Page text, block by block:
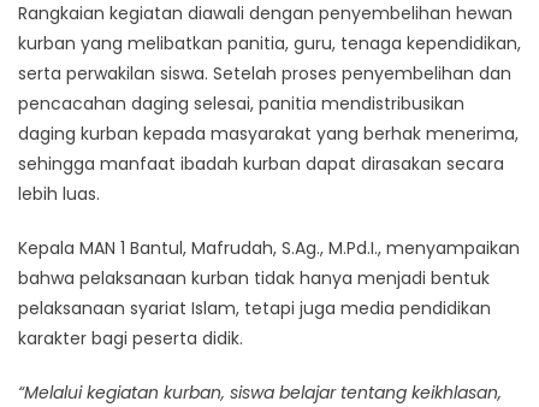
Rangkaian kegiatan diawali dengan penyembelihan hewan
kurban yang melibatkan panitia, guru, tenaga kependidikan,
serta perwakilan siswa. Setelah proses penyembelihan dan
pencacahan daging selesai, panitia mendistribusikan
daging kurban kepada masyarakat yang berhak menerima,
sehingga manfaat ibadah kurban dapat dirasakan secara
lebih luas.
Kepala MAN 1 Bantul, Mafrudah, S.Ag., M.Pd.I., menyampaikan
bahwa pelaksanaan kurban tidak hanya menjadi bentuk
pelaksanaan syariat Islam, tetapi juga media pendidikan
karakter bagi peserta didik.
“Melalui kegiatan kurban, siswa belajar tentang keikhlasan,